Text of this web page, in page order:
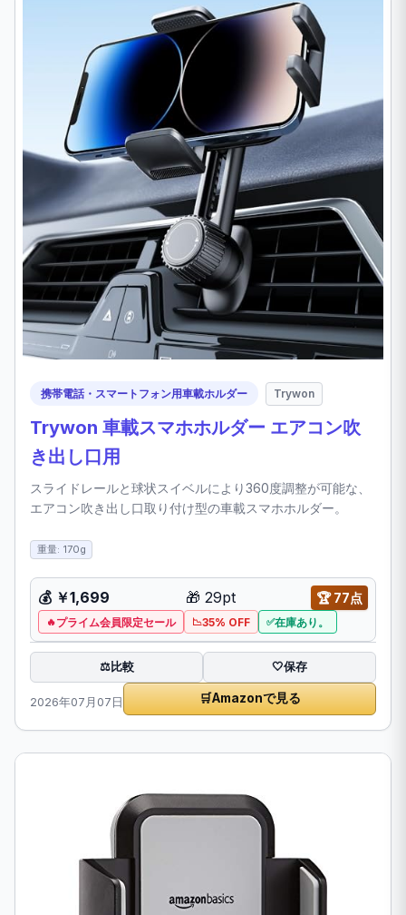
携帯電話・スマートフォン用車載ホルダー Trywon
Trywon 車載スマホホルダー エアコン吹
き出し口用
スライドレールと球状スイベルにより360度調整が可能な、
エアコン吹き出し口取り付け型の車載スマホホルダー。
重量: 170g
💰 ￥1,699 🎁 29pt 🏆77点
プライム会員限定セール 35% OFF 在庫あり。
⚖️比較 🤍保存
2026年07月07日 🛒Amazonで見る